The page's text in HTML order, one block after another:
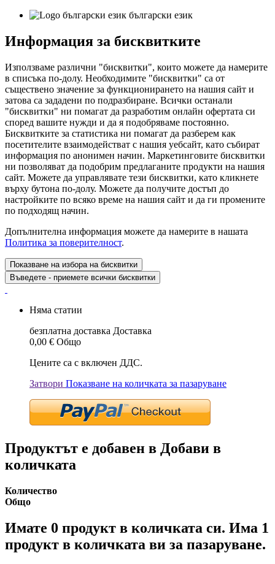
български език
Информация за бисквитките
Използваме различни "бисквитки", които можете да намерите
в списъка по-долу. Необходимите "бисквитки" са от
съществено значение за функционирането на нашия сайт и
затова са зададени по подразбиране. Всички останали
"бисквитки" ни помагат да разработим онлайн офертата си
според вашите нужди и да я подобряваме постоянно.
Бисквитките за статистика ни помагат да разберем как
посетителите взаимодействат с нашия уебсайт, като събират
информация по анонимен начин. Маркетинговите бисквитки
ни позволяват да подобрим предлаганите продукти на нашия
сайт. Можете да управлявате тези бисквитки, като кликнете
върху бутона по-долу. Можете да получите достъп до
настройките по всяко време на нашия сайт и да ги промените
по подходящ начин.
Допълнителна информация можете да намерите в нашата
Политика за поверителност.
Показване на избора на бисквитки
Въведете - приемете всички бисквитки
Няма статии
безплатна доставка Доставка
0,00 € Общо
Цените са с включен ДДС.
Затвори Показване на количката за пазаруване
Продуктът е добавен в Добави в
количката
Количество
Общо
Имате 0 продукт в количката си. Има 1
продукт в количката ви за пазаруване.